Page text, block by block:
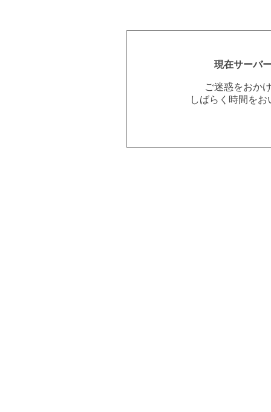
現在サーバ
ご迷惑をおか
しばらく時間を